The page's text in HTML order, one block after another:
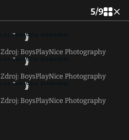
5/9
Zdroj: BoysPlayNice Photography
Zdroj: BoysPlayNice Photography
Zdroj: BoysPlayNice Photography